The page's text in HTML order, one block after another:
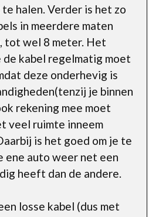
halen. Verder is het zo
in meerdere maten
tot wel 8 meter. Het
de kabel regelmatig moet
deze onderhevig is
je binnen
rekening mee moet
veel ruimte inneem
is het goed om je te
ene auto weer net een
heeft dan de andere.
losse kabel (dus met